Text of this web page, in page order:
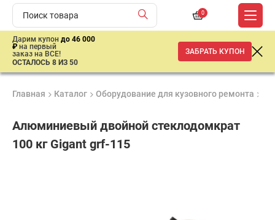
0
Дарим купон до 46 000
₽ на первый
заказ на ВСЕ!
ОСТАЛОСЬ 8 ИЗ 50
ЗАБРАТЬ КУПОН
Главная Каталог Оборудование для кузовного ремонта
Алюминиевый двойной стеклодомкрат
100 кг Gigant grf-115